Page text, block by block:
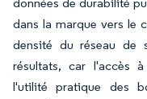
dans la marque vers le
densité du réseau de
résultats, car l'accès
l'utilité pratique des